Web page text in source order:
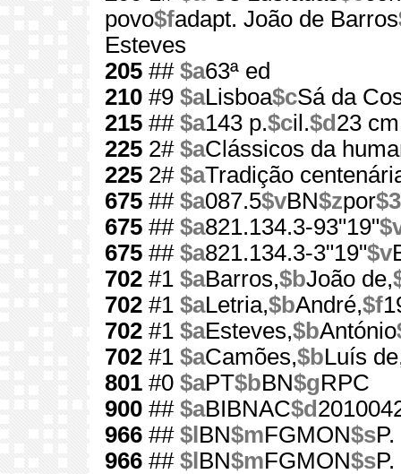
povo$fadapt. João de Barros
Esteves
205 ## $a63ª ed
210 #9 $aLisboa$cSá da
215 ## $a143 p.$cil.$d 23 cm
225 2# $aClássicos da
225 2# $aTradição
675 ## $a087.5$vBN$zpor$3
675 ## $a821.134.3-93"19"
675 ## $a821.134.3-3"19"$v
702 #1 $aBarros,$bJoão de,
702 #1 $aLetria,$bAndré,$f
702 #1 $aEsteves,$bAntónio
702 #1 $aCamões,$bLuís
801 #0 $aPT$bBN$gRPC
900 ## $aBIBNAC$d
966 ## $l BN$mFGMON$s
966 ## $l BN$mFGMON$s